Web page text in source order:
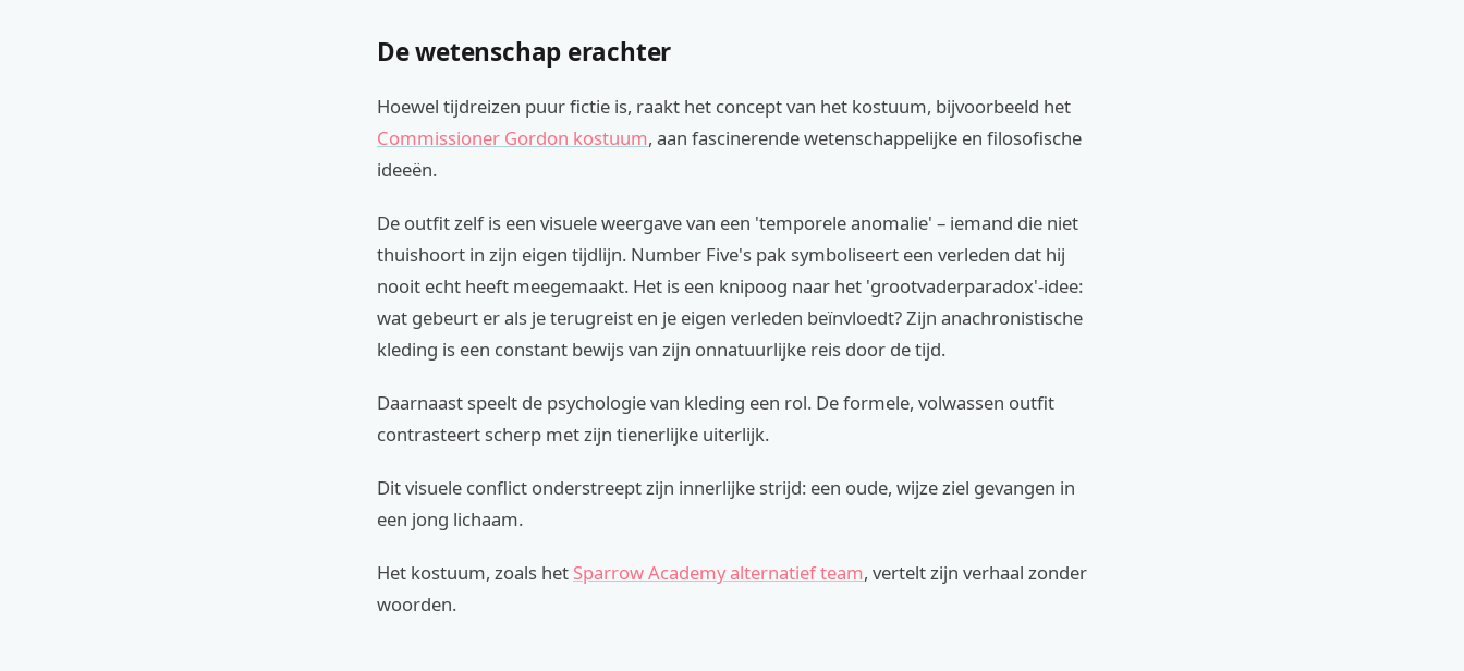
De wetenschap erachter
Hoewel tijdreizen puur fictie is, raakt het concept van het kostuum, bijvoorbeeld het
Commissioner Gordon kostuum, aan fascinerende wetenschappelijke en filosofische
ideeën.
De outfit zelf is een visuele weergave van een 'temporele anomalie' – iemand die niet
thuishoort in zijn eigen tijdlijn. Number Five's pak symboliseert een verleden dat hij
nooit echt heeft meegemaakt. Het is een knipoog naar het 'grootvaderparadox'-idee:
wat gebeurt er als je terugreist en je eigen verleden beïnvloedt? Zijn anachronistische
kleding is een constant bewijs van zijn onnatuurlijke reis door de tijd.
Daarnaast speelt de psychologie van kleding een rol. De formele, volwassen outfit
contrasteert scherp met zijn tienerlijke uiterlijk.
Dit visuele conflict onderstreept zijn innerlijke strijd: een oude, wijze ziel gevangen in
een jong lichaam.
Het kostuum, zoals het Sparrow Academy alternatief team, vertelt zijn verhaal zonder
woorden.